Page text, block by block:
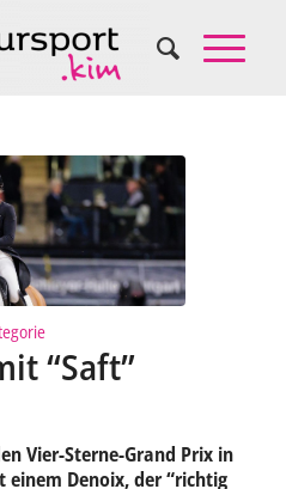
“Saft”
Vier-Sterne-Grand Prix in
Denoix, der “richtig